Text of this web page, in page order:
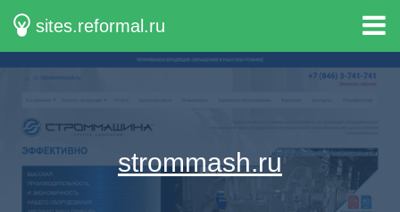
sites.reformal.ru
strommash.ru